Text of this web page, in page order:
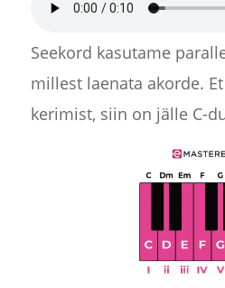
Seekord kasutame
millest laenata akorde.
kerimist, siin on jälle C-